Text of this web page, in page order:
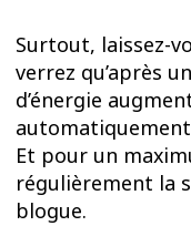
Surtout, laissez-
verrez qu’après
d’énergie
Et pour un
régulièrement la
blogue.